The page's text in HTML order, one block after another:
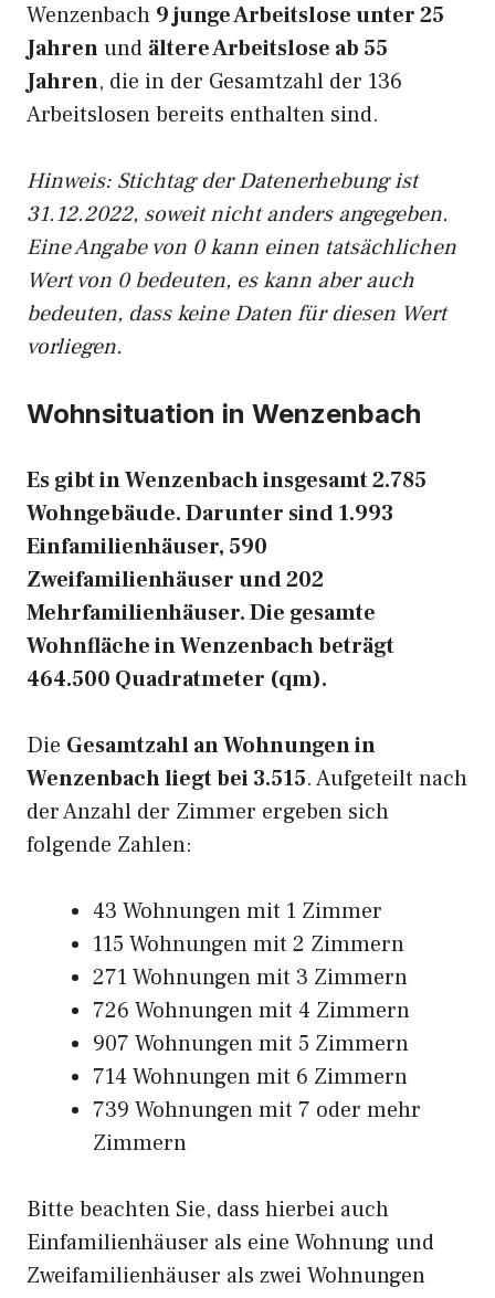
Wenzenbach 9 junge Arbeitslose unter 25
Jahrenund ältere Arbeitslose ab 55
Jahren, die in der Gesamtzahl der 136
Arbeitslosen bereits enthalten sind.
Hinweis: Stichtag der Datenerhebung ist
31.12.2022, soweit nicht anders angegeben.
Eine Angabe von 0 kann einen tatsächlichen
Wert von 0 bedeuten, es kann aber auch
bedeuten, dass keine Daten für diesen Wert
vorliegen.
Wohnsituation in Wenzenbach
Es gibt in Wenzenbach insgesamt 2.785
Wohngebäude. Darunter sind 1.993
Einfamilienhäuser, 590
Zweifamilienhäuser und 202
Mehrfamilienhäuser. Die gesamte
Wohnfläche in Wenzenbach beträgt
464.500 Quadratmeter (qm).
Die Gesamtzahl an Wohnungen in
Wenzenbach liegt bei 3.515. Aufgeteilt nach
der Anzahl der Zimmer ergeben sich
folgende Zahlen:
43 Wohnungen mit 1 Zimmer
115 Wohnungen mit 2 Zimmern
271 Wohnungen mit 3 Zimmern
726 Wohnungen mit 4 Zimmern
907 Wohnungen mit 5 Zimmern
714 Wohnungen mit 6 Zimmern
739 Wohnungen mit 7 oder mehr
Zimmern
Bitte beachten Sie, dass hierbei auch
Einfamilienhäuser als eine Wohnung und
Zweifamilienhäuser als zwei Wohnungen